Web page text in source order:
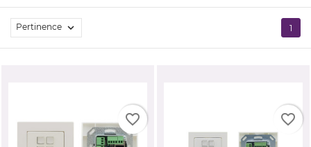
Pertinence  1
favorite_border favorite_border